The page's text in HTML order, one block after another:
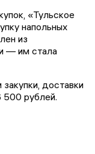
«Тульское
напольных
из
— им стала
доставки
500 рублей.